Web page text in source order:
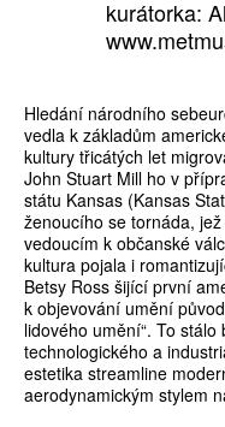
kurátorka:
Hledání národního
vedla k základům
kultury třicátých let
John Stuart Mill ho v
státu Kansas (Kansas
ženoucího se tornáda,
vedoucím k občanské
kultura pojala i
Betsy Ross šijící první
k objevování umění
lidového umění“. To
technologického a
estetika streamline
aerodynamickým stylem